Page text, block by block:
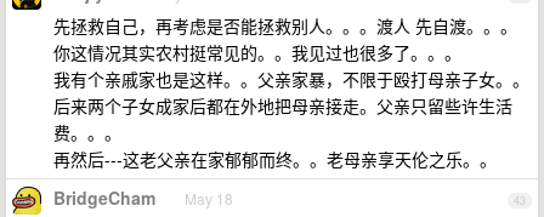
先拯救自己，再考虑是否能拯救别人。。。渡人 先自渡。。。
你这情况其实农村挺常见的。。我见过也很多了。。。
我有个亲戚家也是这样。。父亲家暴，不限于殴打母亲子女。。
后来两个子女成家后都在外地把母亲接走。父亲只留些许生活
费。。。
再然后---这老父亲在家郁郁而终。。老母亲享天伦之乐。。
43
BridgeCham May 18